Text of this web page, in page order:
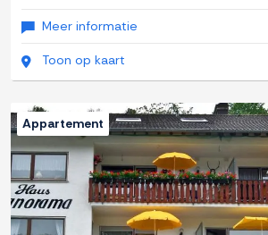
Meer informatie
Toon op kaart
Appartement